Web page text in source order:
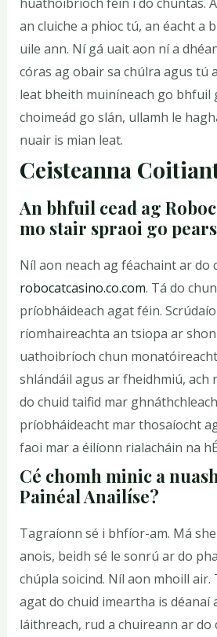
an cluiche a phioc tú, an éacht a
uile ann. Ní gá uait aon ní a
córas ag obair sa chúlra agus tú
leat bheith muiníneach go bhfuil
choimeád go slán, ullamh le
nuair is mian leat.
Ceisteanna
An bhfuil cead ag
mo stair spraoi go
Níl aon neach ag féachaint ar do
robocatcasino.co.com. Tá do
príobháideach agat féin.
ríomhaireachta an tsiopa ar
uathoibríoch chun
shlándáil agus ar fheidhmiú, ach
do chuid taifid mar
príobháideacht mar thosaíocht
faoi mar a éilíonn rialacháin na
Cé chomh minic a
Painéal Anailíse?
Tagraíonn sé i bhfíor-am. Má
anois, beidh sé le sonrú ar do
chúpla soicind. Níl aon mhoill air.
agat do chuid imeartha is déanaí
láithreach, rud a chuireann ar do